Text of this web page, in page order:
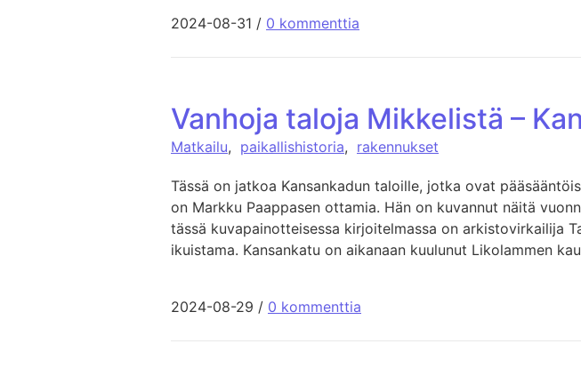
2024-08-31 / 0 kommenttia
Vanhoja taloja Mikkelistä –
Matkailu, paikallishistoria, rakennukset
Tässä on jatkoa Kansankadun taloille, jotka ovat
on Markku Paappasen ottamia. Hän on kuvannut näitä
tässä kuvapainotteisessa kirjoitelmassa on arkistovirkailija
ikuistama. Kansankatu on aikanaan kuulunut Likolammen
2024-08-29 / 0 kommenttia